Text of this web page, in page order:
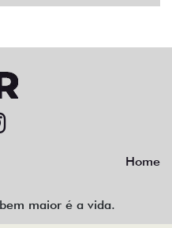
Home
maior é a vida.